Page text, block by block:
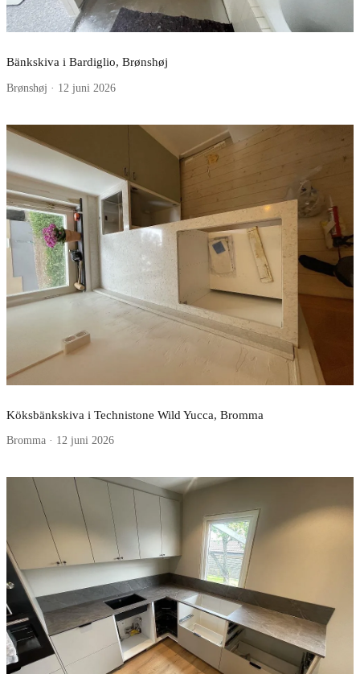
Bänkskiva i Bardiglio, Brønshøj
Brønshøj · 12 juni 2026
Köksbänkskiva i Technistone Wild Yucca, Bromma
Bromma · 12 juni 2026